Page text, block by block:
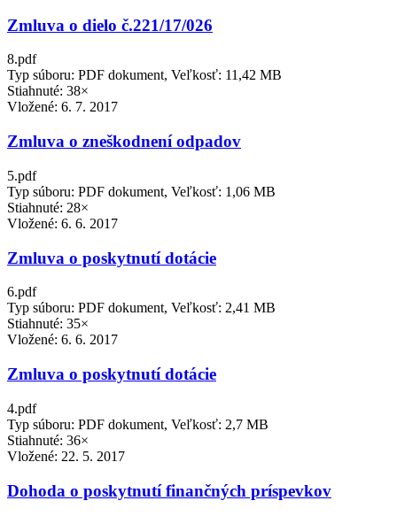
Zmluva o dielo č.221/17/026
8.pdf
Typ súboru: PDF dokument, Veľkosť: 11,42 MB
Stiahnuté: 38×
Vložené: 6. 7. 2017
Zmluva o zneškodnení odpadov
5.pdf
Typ súboru: PDF dokument, Veľkosť: 1,06 MB
Stiahnuté: 28×
Vložené: 6. 6. 2017
Zmluva o poskytnutí dotácie
6.pdf
Typ súboru: PDF dokument, Veľkosť: 2,41 MB
Stiahnuté: 35×
Vložené: 6. 6. 2017
Zmluva o poskytnutí dotácie
4.pdf
Typ súboru: PDF dokument, Veľkosť: 2,7 MB
Stiahnuté: 36×
Vložené: 22. 5. 2017
Dohoda o poskytnutí finančných príspevkov